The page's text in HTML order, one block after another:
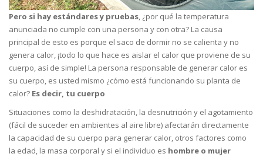
Pero si hay estándares y pruebas, ¿por qué la temperatura
anunciada no cumple con una persona y con otra? La causa
principal de esto es porque el saco de dormir no se calienta y no
genera calor, ¡todo lo que hace es aislar el calor que proviene de su
cuerpo, así de simple! La persona responsable de generar calor es
su cuerpo, es usted mismo ¿cómo está funcionando su planta de
calor? Es decir, tu cuerpo
Situaciones como la deshidratación, la desnutrición y el agotamiento
(fácil de suceder en ambientes al aire libre) afectarán directamente
la capacidad de su cuerpo para generar calor, otros factores como
la edad, la masa corporal y si el individuo es hombre o mujer